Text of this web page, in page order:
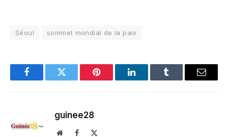
Séoul sommet mondial de la paix
FacebookTwitter Pinterest LinkedInTumblr Email
guinee28
WebsiteFacebook